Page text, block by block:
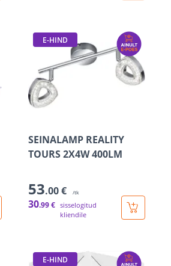
E-HIND
SEINALAMP REALITY
TOURS 2X4W 400LM
53.00 € /tk
30.99 € sisselogitud
kliendile
E-HIND